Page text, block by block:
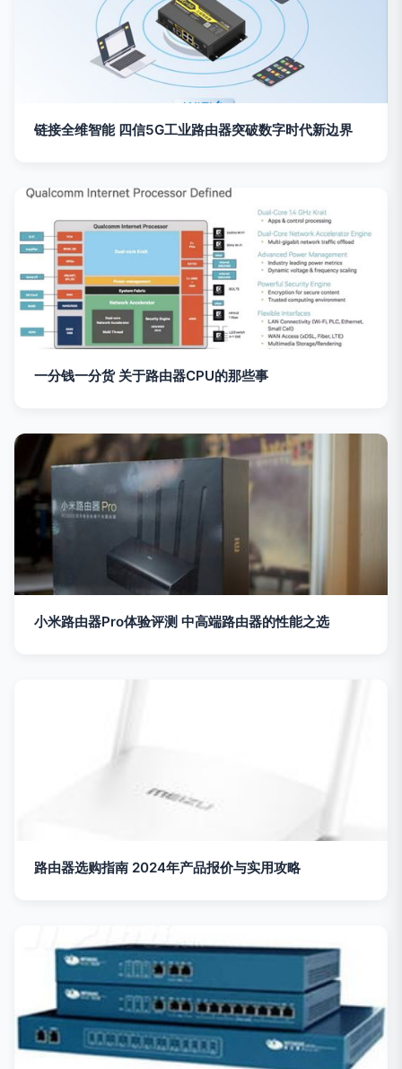
链接全维智能 四信5G工业路由器突破数字时代新边界
一分钱一分货 关于路由器CPU的那些事
小米路由器Pro体验评测 中高端路由器的性能之选
路由器选购指南 2024年产品报价与实用攻略